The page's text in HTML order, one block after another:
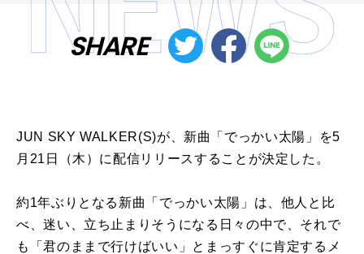
SHARE
JUN SKY WALKER(S)が、新曲「でっかい太陽」を5
月21日（木）に配信リリースすることが決定した。
約1年ぶりとなる新曲「でっかい太陽」は、他人と比
べ、迷い、立ち止まりそうになる日々の中で、それで
も「君のままで行けばいい」とまっすぐに肯定するメ